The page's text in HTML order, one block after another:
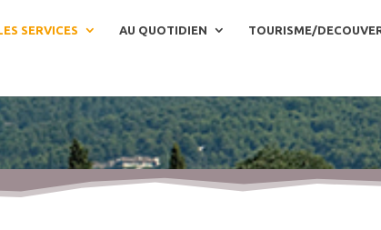
SERVICES AU QUOTIDIEN TOURISME/